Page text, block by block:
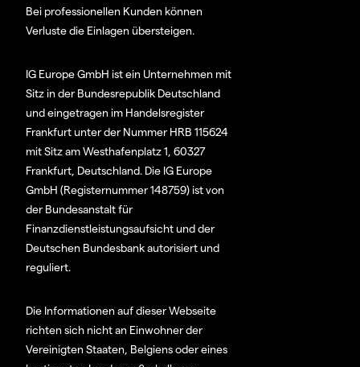
Bei professionellen Kunden können
Verluste die Einlagen übersteigen.
IG Europe GmbH ist ein Unternehmen mit
Sitz in der Bundesrepublik Deutschland
und eingetragen im Handelsregister
Frankfurt unter der Nummer HRB 115624
mit Sitz am Westhafenplatz 1, 60327
Frankfurt, Deutschland. Die IG Europe
GmbH (Registernummer 148759) ist von
der Bundesanstalt für
Finanzdienstleistungsaufsicht und der
Deutschen Bundesbank autorisiert und
reguliert.
Die Informationen auf dieser Webseite
richten sich nicht an Einwohner der
Vereinigten Staaten, Belgiens oder eines